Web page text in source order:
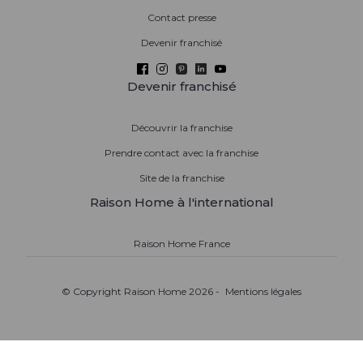
Contact presse
Devenir franchisé
Devenir franchisé
Découvrir la franchise
Prendre contact avec la franchise
Site de la franchise
Raison Home à l'international
Raison Home France
© Copyright Raison Home 2026 - Mentions légales